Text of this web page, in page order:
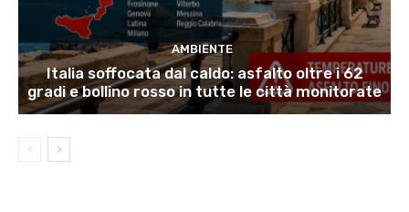
AMBIENTE
Italia soffocata dal caldo: asfalto oltre i 62
gradi e bollino rosso in tutte le città monitorate